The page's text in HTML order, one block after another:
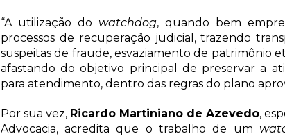
“A utilização do watchdog, quando bem
processos de recuperação judicial, trazendo
suspeitas de fraude, esvaziamento de patrimônio
afastando do objetivo principal de preservar a
para atendimento, dentro das regras do plano
Por sua vez, Ricardo Martiniano de Azevedo,
Advocacia, acredita que o trabalho de um